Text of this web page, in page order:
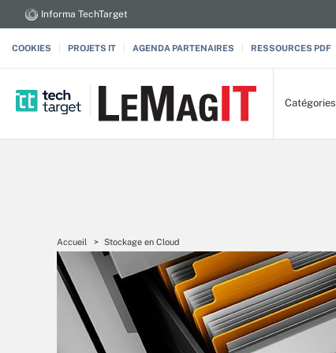
Informa TechTarget
COOKIES PROJETS IT AGENDA PARTENAIRES RESSOURCES PDF
Catégories
Accueil Stockage en Cloud